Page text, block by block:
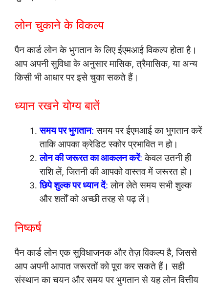
लोन चुकाने के विकल्प
पैन कार्ड लोन के भुगतान के लिए ईएमआई विकल्प होता है।
आप अपनी सुविधा के अनुसार मासिक, त्रैमासिक, या अन्य
किसी भी आधार पर इसे चुका सकते हैं।
ध्यान रखने योग्य बातें
समय पर भुगतान: समय पर ईएमआई का भुगतान करें
ताकि आपका क्रेडिट स्कोर प्रभावित न हो।
लोन की जरूरत का आकलन करें: केवल उतनी ही
राशि लें, जितनी की आपको वास्तव में जरूरत हो।
छिपे शुल्क पर ध्यान दें: लोन लेते समय सभी शुल्क
और शर्तों को अच्छी तरह से पढ़ लें।
निष्कर्ष
पैन कार्ड लोन एक सुविधाजनक और तेज़ विकल्प है, जिससे
आप अपनी आपात जरूरतों को पूरा कर सकते हैं। सही
संस्थान का चयन और समय पर भुगतान से यह लोन वित्तीय